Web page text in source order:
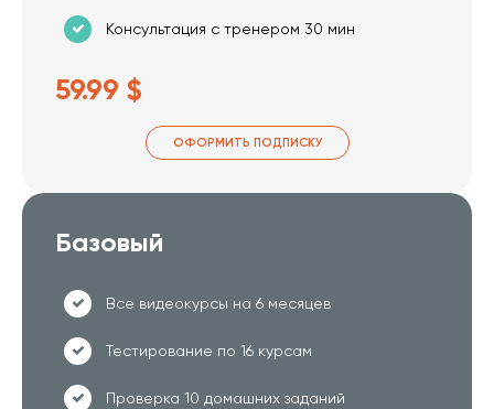
Консультация с тренером 30 мин
59.99 $
ОФОРМИТЬ ПОДПИСКУ
Базовый
Все видеокурсы на 6 месяцев
Тестирование по 16 курсам
Проверка 10 домашних заданий